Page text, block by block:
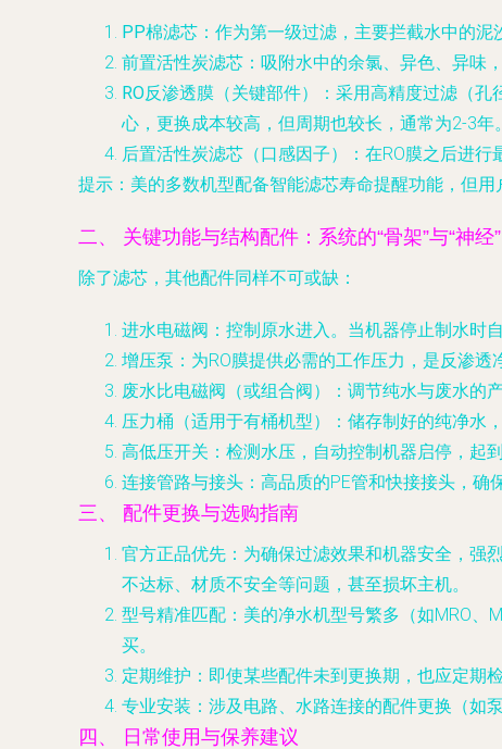
PP棉滤芯 ：作为第一级过滤，主要拦截水中的
前置活性炭滤芯 ：吸附水中的余氯、异色、异味
RO反渗透膜 （关键部件）：采用高精度过滤（
心，更换成本较高，但周期也较长，通常为2-3年。
后置活性炭滤芯 （口感因子）：在RO膜之后进
提示 ：美的多数机型配备智能滤芯寿命提醒功能，但
二、 关键功能与结构配件：系统的“骨架”与“神经”
除了滤芯，其他配件同样不可或缺：
进水电磁阀 ：控制原水进入。当机器停止制水时
增压泵 ：为RO膜提供必需的工作压力，是反渗
废水比电磁阀（或组合阀）
：调节纯水与废水的
压力桶 （适用于有桶机型）：储存制好的纯净水
高低压开关 ：检测水压，自动控制机器启停，起
连接管路与接头 ：高品质的PE管和快接接头，确
三、 配件更换与选购指南
官方正品优先 ：为确保过滤效果和机器安全，
不达标、材质不安全等问题，甚至损坏主机。
型号精准匹配 ：美的净水机型号繁多（如MRO
买。
定期维护 ：即使某些配件未到更换期，也应定期
专业安装 ：涉及电路、水路连接的配件更换（如
四、 日常使用与保养建议